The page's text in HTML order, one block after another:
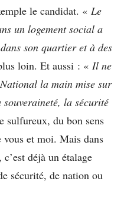
le candidat. « Le
un logement social a
son quartier et à des
loin. Et aussi : « Il ne
la main mise sur
la sécurité
sulfureux, du bon sens
et moi. Mais dans
déjà un étalage
sécurité, de nation ou